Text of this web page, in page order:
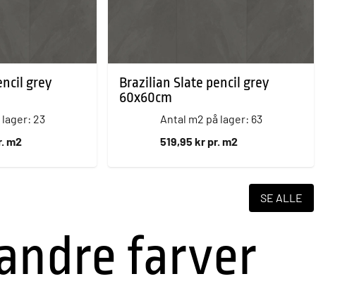
grey
lager: 23
m2
Brazilian Slate pencil grey
60x60cm
Antal m2 på lager: 63
519,95 kr pr. m2
SE ALLE
farver